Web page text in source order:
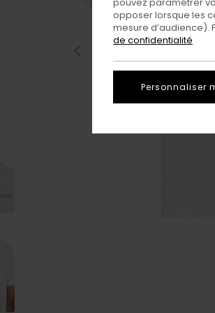
opposer lorsque les
mesure d’audience).
de confidentialité
Personnaliser